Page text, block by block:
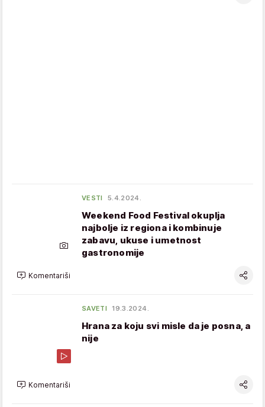
VESTI 5.4.2024.
Weekend Food Festival okuplja
najbolje iz regiona i kombinuje
zabavu, ukuse i umetnost
gastronomije
Komentariši
SAVETI 19.3.2024.
Hrana za koju svi misle da je posna, a
nije
Komentariši